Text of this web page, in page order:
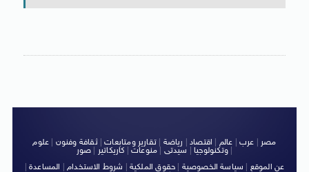
مصر عرب عالم اقتصاد رياضة |تقارير ومتابعات|ثقافة وفنون
علوم
وتكنولوجيا| سيدتى منوعات كاريكاتير صور
|
عن الموقع
سياسة الخصوصية حقوق الملكية شروط الاستخدام| المساعدة|